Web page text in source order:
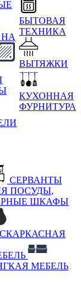
БЫТОВАЯ
ТЕХНИКА
ВЫТЯЖКИ
КУХОННАЯ
ФУРНИТУРА
СЕРВАНТЫ
ПОСУДЫ,
ШКАФЫ
МЕБЕЛЬ